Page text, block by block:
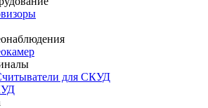
для СКУД